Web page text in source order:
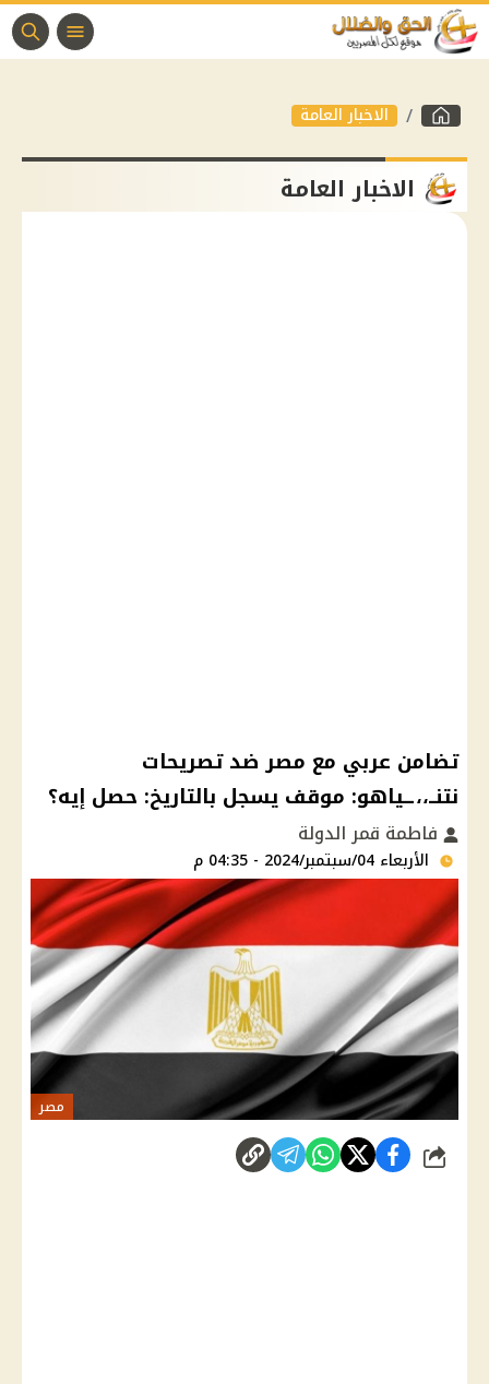
الاخبار العامة
الاخبار العامة
تضامن عربي مع مصر ضد تصريحات
نتنــ،،ــياهو: موقف يسجل بالتاريخ: حصل إيه؟
فاطمة قمر الدولة
الأربعاء 04/سبتمبر/2024 - 04:35 م
مصر
شارك